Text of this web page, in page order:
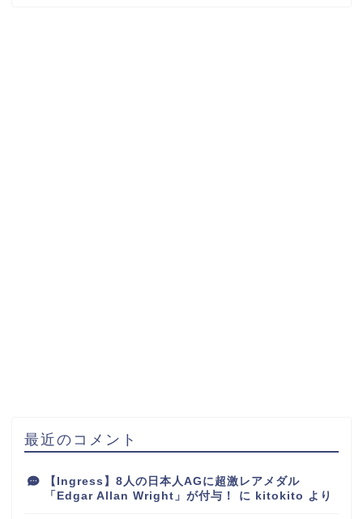
最近のコメント
【Ingress】8人の日本人AGに超激レアメダル
「Edgar Allan Wright」が付与！
に kitokito より